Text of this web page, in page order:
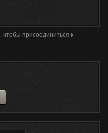
, чтобы присоединиться к